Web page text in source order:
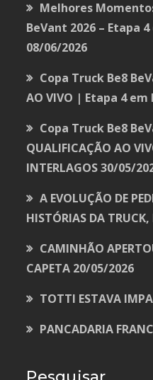
Melhores
BeVant 2026 – Etapa
08/06/2026
Copa Truck Be8
AO VIVO | Etapa 4 em
Copa Truck Be8
QUALIFICAÇÃO AO
INTERLAGOS 30/05/
A EVOLUÇÃO DE
HISTÓRIAS DA TRUCK,
CAMINHÃO
CAPETA 20/05/2026
TOTTI ESTAVA
PANCADARIA